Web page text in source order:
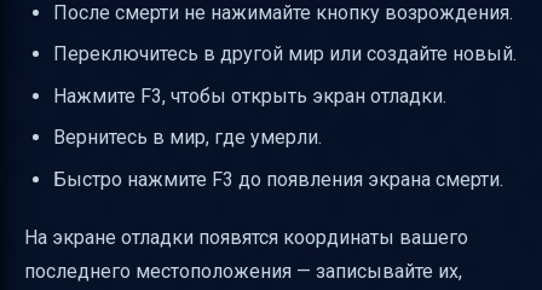
После смерти не нажимайте кнопку возрождения.
Переключитесь в другой мир или создайте новый.
Нажмите F3, чтобы открыть экран отладки.
Вернитесь в мир, где умерли.
Быстро нажмите F3 до появления экрана смерти.
На экране отладки появятся координаты вашего
последнего местоположения — записывайте их,